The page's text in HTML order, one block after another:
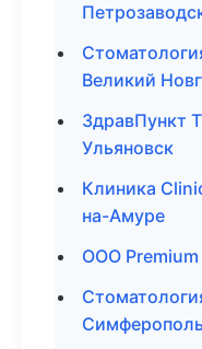
Великий
ЗдравПункт
Ульяновск
Клиника
на-Амуре
ООО